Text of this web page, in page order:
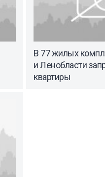
В 77 жилых
и Ленобласти
квартиры